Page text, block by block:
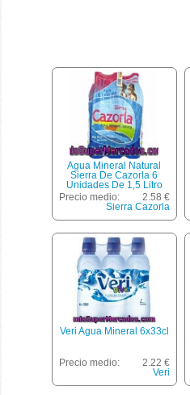
Agua Mineral Natural
Sierra De Cazorla 6
Unidades De 1,5 Litro
Precio medio:
2.58 €
Sierra Cazorla
Veri Agua Mineral 6x33cl
Precio medio:
2.22 €
Veri